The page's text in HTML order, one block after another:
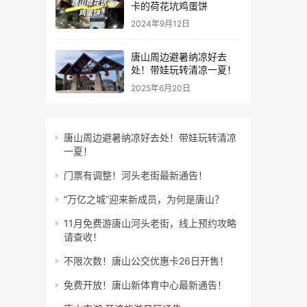
卡的荷花坑鸡蛋饼
2024年9月12日
唐山周边避暑纳凉好去
处！带娃玩转清凉一夏！
2025年6月20日
唐山周边避暑纳凉好去处！带娃玩转清凉
一夏！
门票有调整！河头老街最新通告！
“万亿之城”迎来新成员，为何是唐山？
11月免费游唐山河头老街，线上预约攻略
请查收！
不限次数！唐山公交优惠卡26日开售！
免费开放！唐山新体育中心最新通告！